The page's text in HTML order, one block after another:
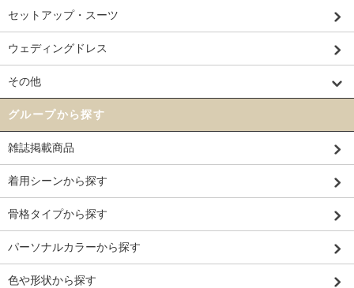
セットアップ・スーツ
ウェディングドレス
その他
グループから探す
雑誌掲載商品
着用シーンから探す
骨格タイプから探す
パーソナルカラーから探す
色や形状から探す